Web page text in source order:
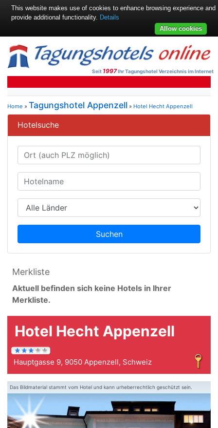
Seit 1997Ihr Tagungshotel Verzeichnis im Internet
Home » Tagungshotel Appenzell » Hotel Hecht Appenzell
Hotelsuche
Suchen
Merkliste
Aktuell befinden sich keine Hotels in Ihrer
Merkliste.
Hotel Hecht Appenzell
Hauptgasse 9, 9050 Appenzell, Schweiz
Das Bildmaterial stammt vom Hotel und kann urheberrechtlich geschützt sein.
This website makes use of cookies to enhance browsing experience and
provide additional functionality. Details
Allow cookies